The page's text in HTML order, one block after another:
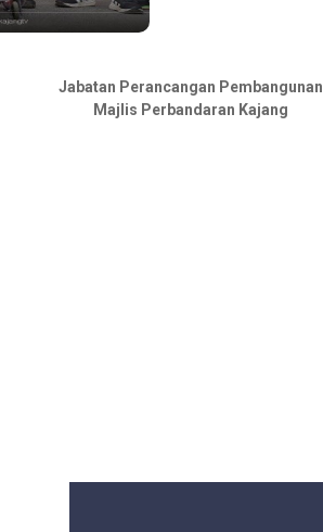
Jabatan Perancangan Pembangunan
Majlis Perbandaran Kajang